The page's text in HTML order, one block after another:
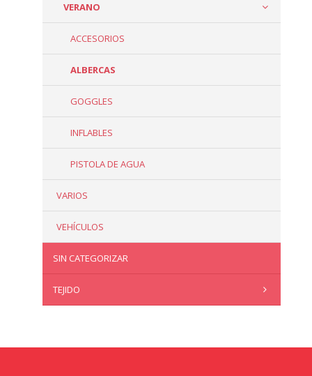
VERANO
ACCESORIOS
ALBERCAS
GOGGLES
INFLABLES
PISTOLA DE AGUA
VARIOS
VEHÍCULOS
SIN CATEGORIZAR
TEJIDO